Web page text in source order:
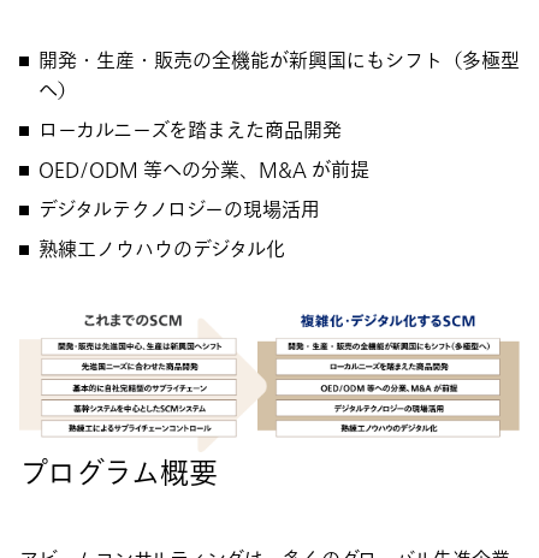
開発・生産・販売の全機能が新興国にもシフト（多極型
へ）
ローカルニーズを踏まえた商品開発
OED/ODM 等への分業、M&A が前提
デジタルテクノロジーの現場活用
熟練工ノウハウのデジタル化
プログラム概要